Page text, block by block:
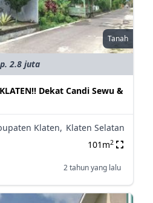
Tanah
2.8 juta
Dekat Candi Sewu &
Klaten, Klaten Selatan
101m2
2 tahun yang lalu